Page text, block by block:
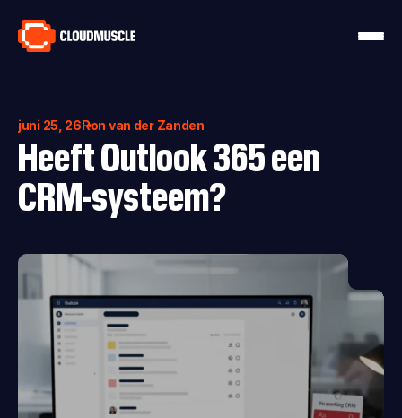
juni 25, 26Ron van der Zanden
Heeft Outlook 365 een
CRM-systeem?